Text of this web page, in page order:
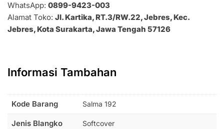
WhatsApp: 0899-9423-003
Alamat Toko: Jl. Kartika, RT.3/RW.22, Jebres, Kec.
Jebres, Kota Surakarta, Jawa Tengah 57126
Informasi Tambahan
Kode Barang Salma 192
Jenis Blangko Softcover